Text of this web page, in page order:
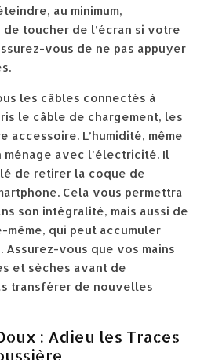
au minimum,
toucher de l’écran si votre
vous de ne pas appuyer
les câbles connectés à
le câble de chargement, les
accessoire. L’humidité, même
ménage avec l’électricité. Il
de retirer la coque de
Cela vous permettra
son intégralité, mais aussi de
qui peut accumuler
vous que vos mains
et sèches avant de
transférer de nouvelles
: Adieu les Traces